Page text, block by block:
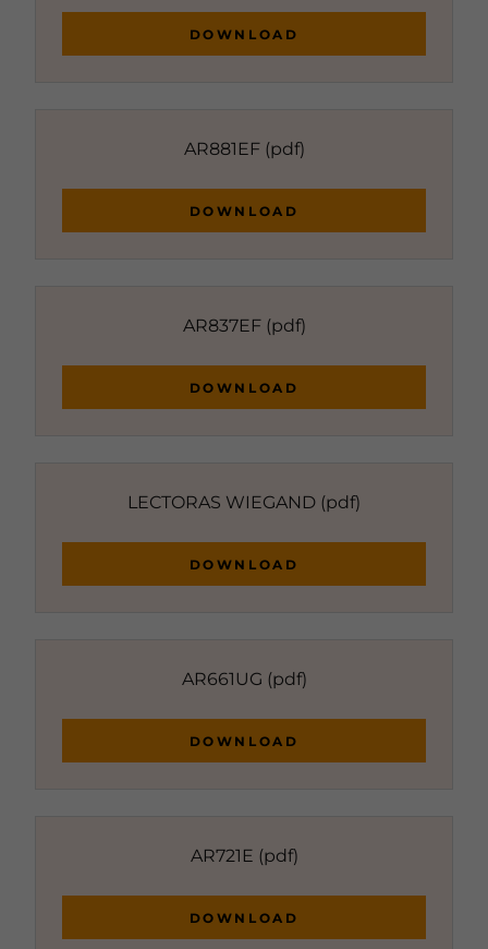
DOWNLOAD
AR881EF(pdf)
DOWNLOAD
AR837EF(pdf)
DOWNLOAD
LECTORAS WIEGAND (pdf)
DOWNLOAD
AR661UG (pdf)
DOWNLOAD
AR721E (pdf)
DOWNLOAD